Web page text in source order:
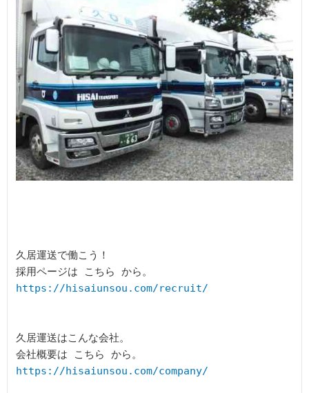
久居運送で働こう！
https://hisaiunsou.com/recruit/
久居運送はこんな会社。
https://hisaiunsou.com/company/